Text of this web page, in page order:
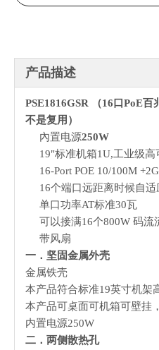
产品描述
PSE1816GSR （16口PoE
不是复用 ）
內置电源250W
19"标准机箱1U,工业级高
16-Port POE 10/100M
16个端口远距离时候自
单口功率AT标准30瓦
可以接满16个800W 码流
带风扇
一．坚固金属外壳
金属铁壳
本产品符合标准19英寸机架
本产品可桌面可机箱可壁挂
内置电源250W
二．两侧散热孔